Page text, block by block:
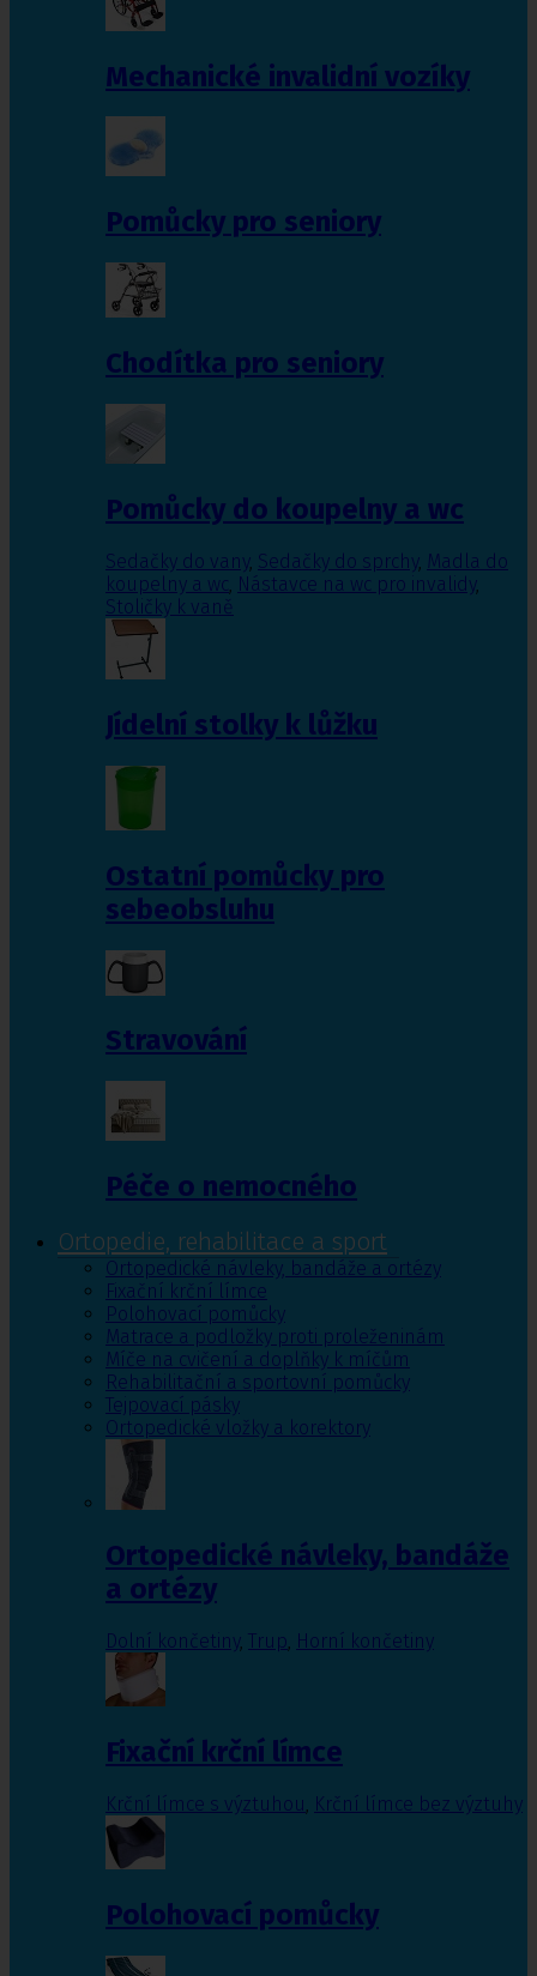
Mechanické invalidní vozíky
Pomůcky pro seniory
Chodítka pro seniory
Pomůcky do koupelny a wc
Sedačky do vany, Sedačky do sprchy, Madla do
koupelny a wc, Nástavce na wc pro invalidy,
Stoličky k vaně
Jídelní stolky k lůžku
Ostatní pomůcky pro
sebeobsluhu
Stravování
Péče o nemocného
Ortopedie, rehabilitace a sport
Ortopedické návleky, bandáže a ortézy
Fixační krční límce
Polohovací pomůcky
Matrace a podložky proti proleženinám
Míče na cvičení a doplňky k míčům
Rehabilitační a sportovní pomůcky
Tejpovací pásky
Ortopedické vložky a korektory
Ortopedické návleky, bandáže
a ortézy
Dolní končetiny, Trup, Horní končetiny
Fixační krční límce
Krční límce s výztuhou Krční límce bez výztuhy
Polohovací pomůcky